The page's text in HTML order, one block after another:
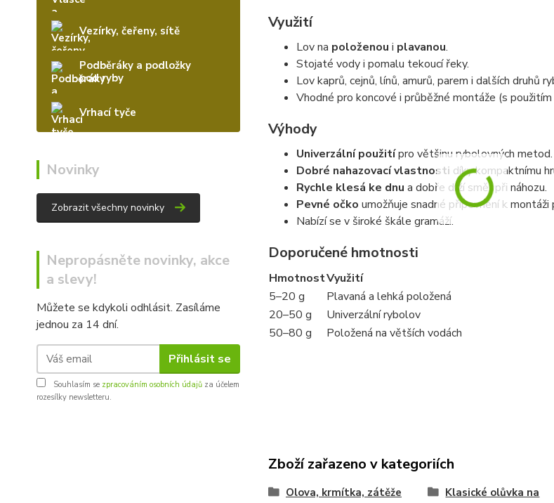
Vezírky, čeřeny, sítě
Podběráky a podložky
pod ryby
Vrhací tyče
Novinky
Zobrazit všechny novinky
Nepropásněte novinky, akce
a slevy!
Můžete se kdykoli odhlásit. Zasíláme
jednou za 14 dní.
Přihlásit se
Souhlasím se zpracováním osobních údajů za účelem
rozesílky newsletteru.
Využití
Lov na položenou i plavanou.
Stojaté vody i pomalu tekoucí řeky.
Lov kaprů, cejnů, línů, amurů, parem i dalších druhů
Vhodné pro koncové i průběžné montáže (s
Výhody
Univerzální použitípro většinu rybolovných metod.
Dobré nahazovací vlastnosti díky kompaktnímu
Rychle klesá ke dnu a dobře drží směr při náhozu.
Pevné očko umožňuje snadné připevnění k
Nabízí se v široké škále gramáží.
Doporučené hmotnosti
HmotnostVyužití
5–20 g
Plavaná a lehká položená
20–50 g
Univerzální rybolov
50–80 g
Položená na větších vodách
Zboží zařazeno v kategoriích
Olova, krmítka, zátěže
Klasické olůvka na